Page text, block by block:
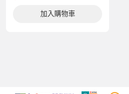
加入購物車